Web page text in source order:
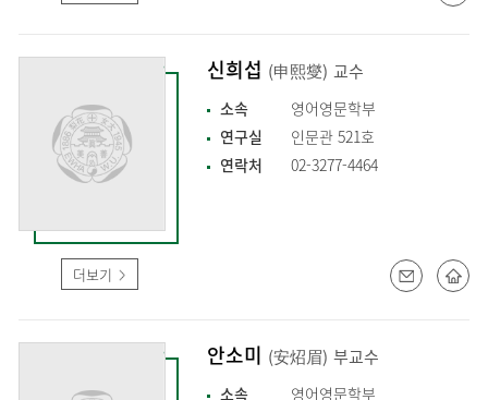
더보기
신희섭 (申熙燮) 교수
소속
영어영문학부
연구실
인문관 521호
연락처
02-3277-4464
안소미 (安炤眉) 부교수
소속
영어영문학부